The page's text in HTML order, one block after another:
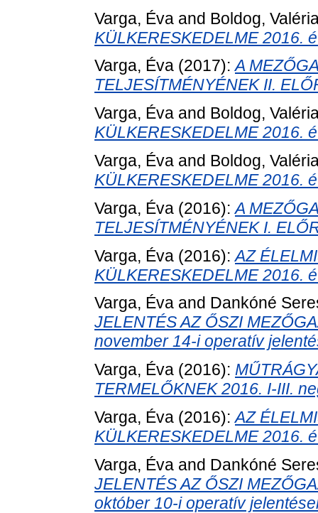
Varga, Éva and Boldog,
KÜLKERESKEDELME 2016.
Varga, Éva (2017):A
TELJESÍTMÉNYÉNEK II.
Varga, Éva and Boldog,
KÜLKERESKEDELME 2016.
Varga, Éva and Boldog,
KÜLKERESKEDELME 2016.
Varga, Éva (2016):A
TELJESÍTMÉNYÉNEK I.
Varga, Éva (2016):AZ
KÜLKERESKEDELME 2016.
Varga, Éva and Dankóné
JELENTÉS AZ ŐSZI
november 14-i operatív
Varga, Éva (2016):
TERMELŐKNEK 2016. I-III.
Varga, Éva (2016):AZ
KÜLKERESKEDELME 2016.
Varga, Éva and Dankóné
JELENTÉS AZ ŐSZI
október 10-i operatív